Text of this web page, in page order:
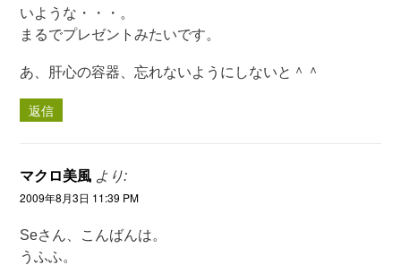
いような・・・。
まるでプレゼントみたいです。
あ、肝心の容器、忘れないようにしないと＾＾
返信
マクロ美風 より:
2009年8月3日 11:39 PM
Seさん、こんばんは。
うふふ。